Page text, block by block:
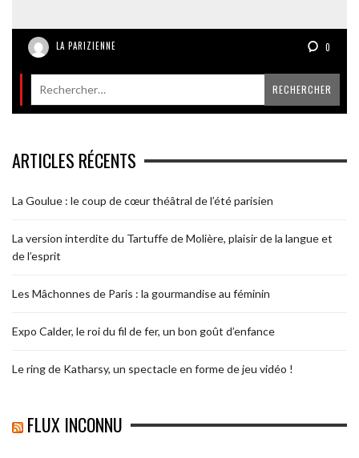
LA PARIZIENNE 0
ARTICLES RÉCENTS
La Goulue : le coup de cœur théâtral de l’été parisien
La version interdite du Tartuffe de Molière, plaisir de la langue et
de l’esprit
Les Mâchonnes de Paris : la gourmandise au féminin
Expo Calder, le roi du fil de fer, un bon goût d’enfance
Le ring de Katharsy, un spectacle en forme de jeu vidéo !
FLUX INCONNU